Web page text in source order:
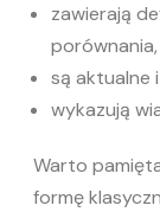
zawierają
porównania,
są aktualne
wykazują
Warto
formę